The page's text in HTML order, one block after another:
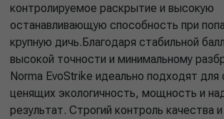
контролируемое раскрытие и высокую
останавливающую способность при
крупную дичь.Благодаря стабильной
высокой точности и минимальному
Norma EvoStrike идеально подходят для
ценящих экологичность, мощность и
результат. Строгий контроль качества